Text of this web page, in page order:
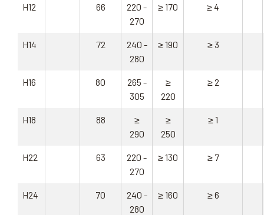
H12 66
220 -
270
≥ 170 ≥ 4
H14 72
240 -
280
≥ 190 ≥ 3
H16 80
265 -
305
≥
220
≥ 2
H18 88
≥
290
≥
250
≥ 1
H22 63
220 -
270
≥ 130 ≥ 7
H24 70
240 -
280
≥ 160 ≥ 6